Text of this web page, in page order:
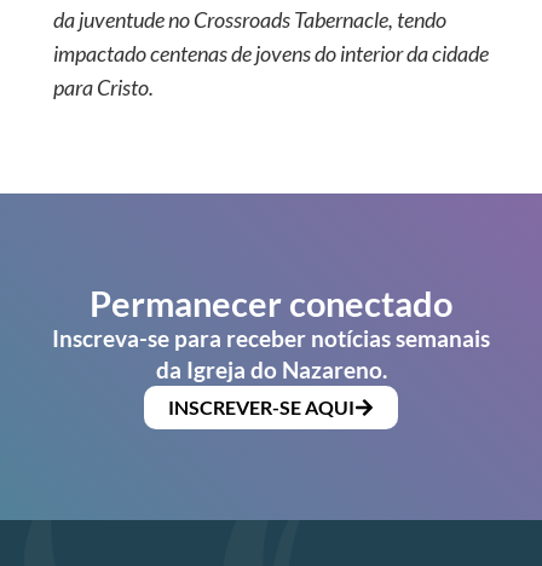
da juventude no Crossroads Tabernacle, tendo
impactado centenas de jovens do interior da cidade
para Cristo.
Permanecer conectado
Inscreva-se para receber notícias semanais
da Igreja do Nazareno.
INSCREVER-SE AQUI